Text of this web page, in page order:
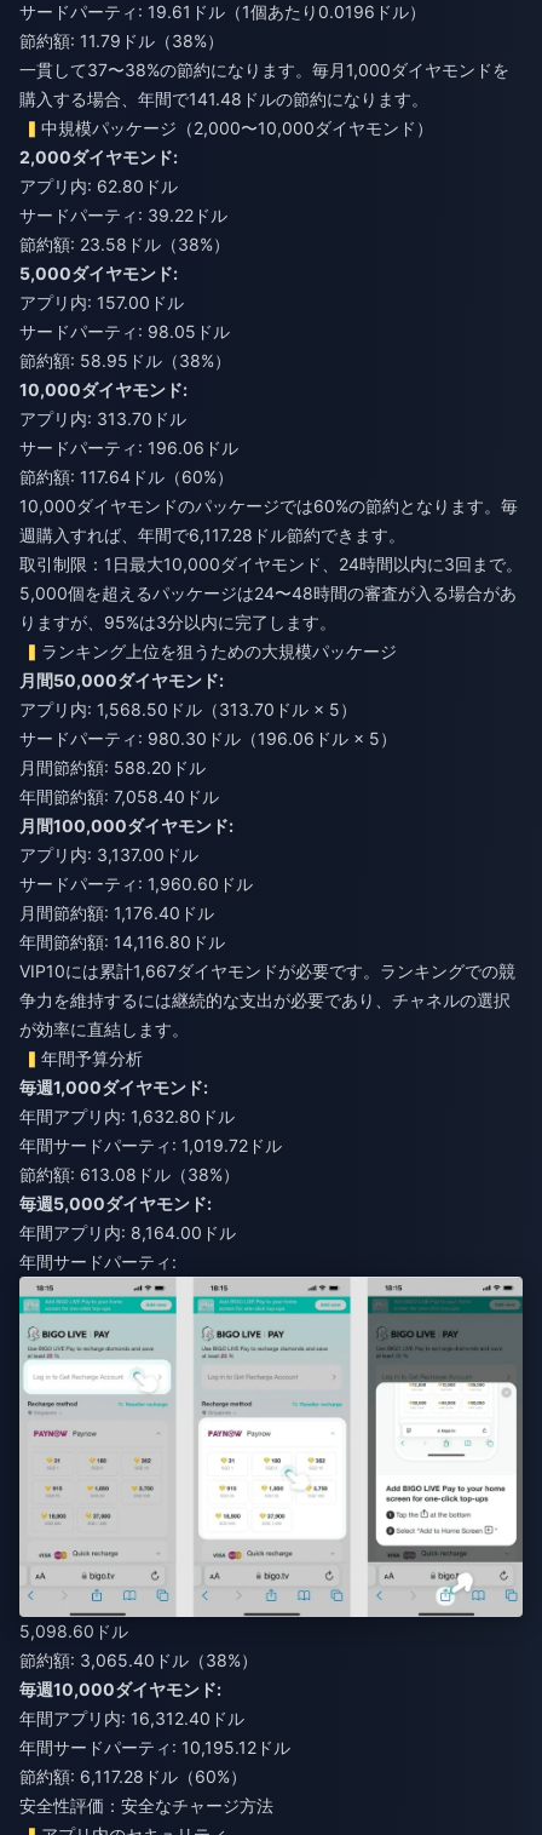
サードパーティ: 19.61ドル（1個あたり0.0196ドル）
節約額: 11.79ドル（38%）
一貫して37〜38%の節約になります。毎月1,000ダイヤモンドを
購入する場合、年間で141.48ドルの節約になります。
中規模パッケージ（2,000〜10,000ダイヤモンド）
2,000ダイヤモンド:
アプリ内: 62.80ドル
サードパーティ: 39.22ドル
節約額: 23.58ドル（38%）
5,000ダイヤモンド:
アプリ内: 157.00ドル
サードパーティ: 98.05ドル
節約額: 58.95ドル（38%）
10,000ダイヤモンド:
アプリ内: 313.70ドル
サードパーティ: 196.06ドル
節約額: 117.64ドル（60%）
10,000ダイヤモンドのパッケージでは60%の節約となります。毎
週購入すれば、年間で6,117.28ドル節約できます。
取引制限：1日最大10,000ダイヤモンド、24時間以内に3回まで。
5,000個を超えるパッケージは24〜48時間の審査が入る場合があ
りますが、95%は3分以内に完了します。
ランキング上位を狙うための大規模パッケージ
月間50,000ダイヤモンド:
アプリ内: 1,568.50ドル（313.70ドル × 5）
サードパーティ: 980.30ドル（196.06ドル × 5）
月間節約額: 588.20ドル
年間節約額: 7,058.40ドル
月間100,000ダイヤモンド:
アプリ内: 3,137.00ドル
サードパーティ: 1,960.60ドル
月間節約額: 1,176.40ドル
年間節約額: 14,116.80ドル
VIP10には累計1,667ダイヤモンドが必要です。ランキングでの競
争力を維持するには継続的な支出が必要であり、チャネルの選択
が効率に直結します。
年間予算分析
毎週1,000ダイヤモンド:
年間アプリ内: 1,632.80ドル
年間サードパーティ: 1,019.72ドル
節約額: 613.08ドル（38%）
毎週5,000ダイヤモンド:
年間アプリ内: 8,164.00ドル
年間サードパーティ:
5,098.60ドル
節約額: 3,065.40ドル（38%）
毎週10,000ダイヤモンド:
年間アプリ内: 16,312.40ドル
年間サードパーティ: 10,195.12ドル
節約額: 6,117.28ドル（60%）
安全性評価：安全なチャージ方法